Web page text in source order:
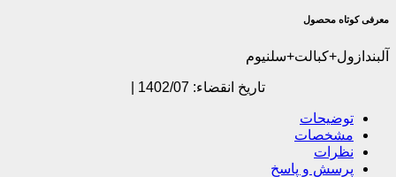
معرفی کوتاه محصول
آلبندازول+کبالت+سلنیوم
تاریخ انقضاء: 1402/07 |
توضیحات
مشخصات
نظرات
پرسش و پاسخ